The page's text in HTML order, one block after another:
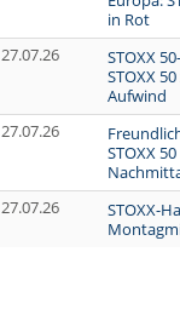
in Rot
27.07.26
STOXX
STOXX
Aufwind
27.07.26
STOXX
27.07.26
STOXX-